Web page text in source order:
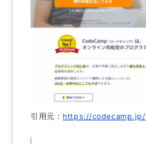
引用元：https://codecamp.jp/